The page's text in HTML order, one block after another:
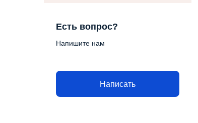
Есть вопрос?
Напишите нам
Написать